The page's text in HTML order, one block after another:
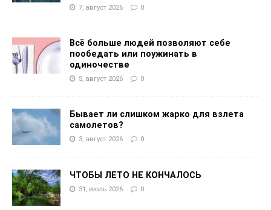
7, август 2026 0
Всё больше людей позволяют себе
пообедать или поужинать в
одиночестве
5, август 2026 0
Бывает ли слишком жарко для взлета
самолетов?
3, август 2026 0
ЧТОБЫ ЛЕТО НЕ КОНЧАЛОСЬ
31, июль 2026 0